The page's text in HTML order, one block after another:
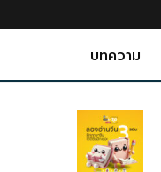
บทความ